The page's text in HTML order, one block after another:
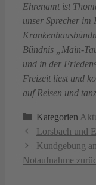
Ehrenamt ist
unser Sprecher im
Bündnis „Main-
und in der
Freizeit liest und
auf Reisen und
Kategorien
Lorsbach und
Kundgebung
Notaufnahme